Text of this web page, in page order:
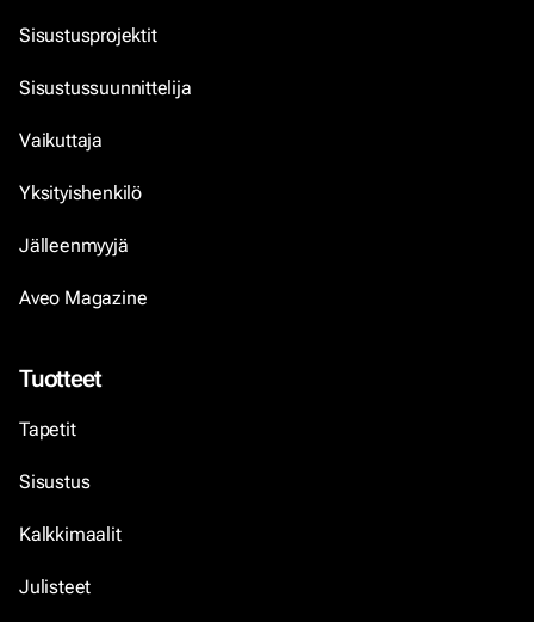
Sisustusprojektit
Sisustussuunnittelija
Vaikuttaja
Yksityishenkilö
Jälleenmyyjä
Aveo Magazine
Tuotteet
Tapetit
Sisustus
Kalkkimaalit
Julisteet